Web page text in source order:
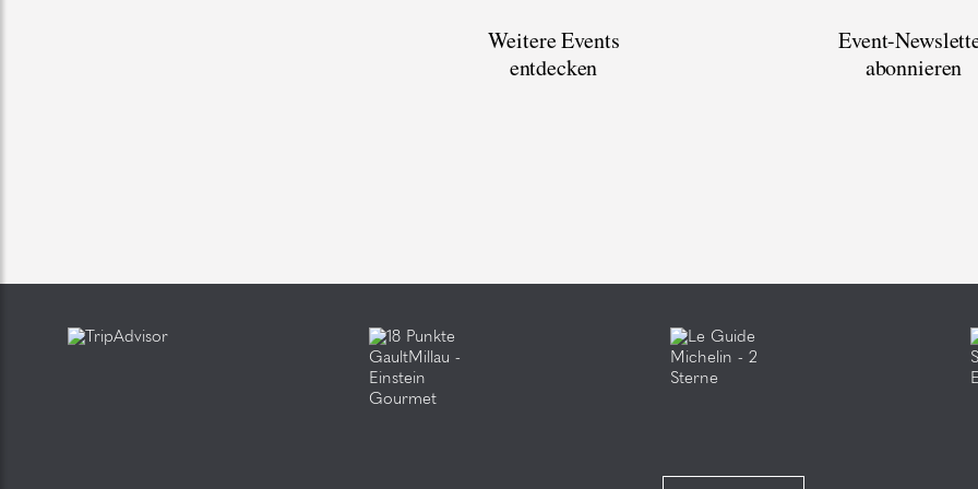
Weitere Events
entdecken
Event-
abonnieren